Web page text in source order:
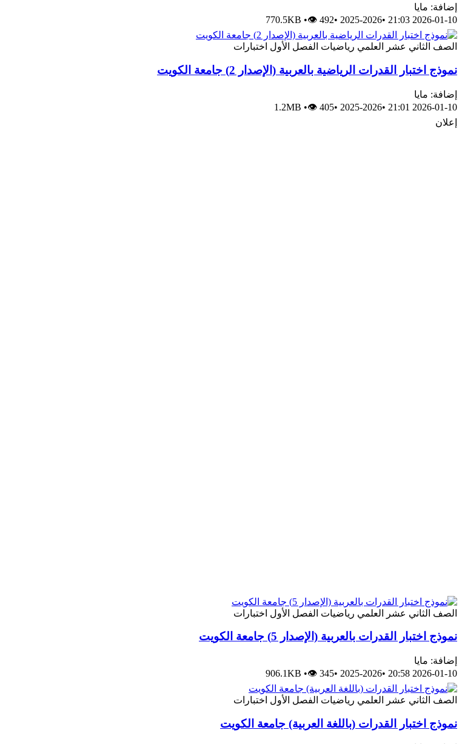
إضافة: مايا
2026-01-10 21:03
•
2025-2026
•
770.5KB •👁 492
الصف الثاني عشر العلمي رياضيات الفصل الأول اختبارات
نموذج اختبار القدرات الرياضية بالعربية (الإصدار 2) جامعة الكويت
إضافة: مايا
2026-01-10 21:01
•
2025-2026
•
1.2MB •👁 405
إعلان
الصف الثاني عشر العلمي رياضيات الفصل الأول اختبارات
نموذج اختبار القدرات بالعربية (الإصدار 5) جامعة الكويت
إضافة: مايا
2026-01-10 20:58
•
2025-2026
•
906.1KB •👁 345
الصف الثاني عشر العلمي رياضيات الفصل الأول اختبارات
نموذج اختبار القدرات (باللغة العربية) جامعة الكويت